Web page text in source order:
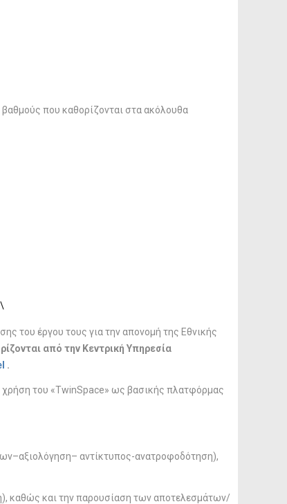
βαθμούς που καθορίζονται στα ακόλουθα
του έργου τους για την απονομή της Εθνικής
από την Κεντρική Υπηρεσία
.
χρήση του «TwinSpace» ως βασικής πλατφόρμας
αντίκτυπος-ανατροφοδότηση),
καθώς και την παρουσίαση των αποτελεσμάτων/